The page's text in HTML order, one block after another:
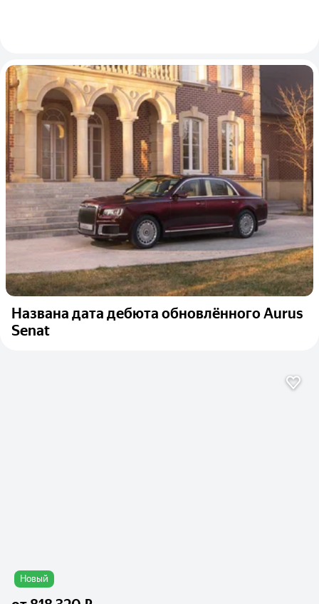
Названа дата дебюта обновлённого Aurus
Senat
Новый